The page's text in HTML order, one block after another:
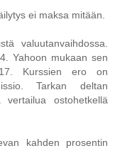
ei maksa mitään.
valuutanvaihdossa.
Yahoon mukaan sen
Kurssien ero on
Tarkan deltan
ostohetkellä
kahden prosentin